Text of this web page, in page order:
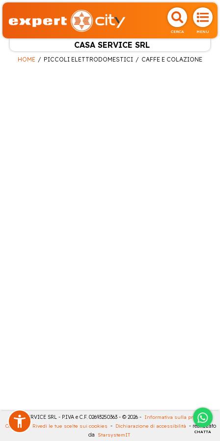
CERCA MENU
CASA SERVICE SRL
CHATTA
HOME PICCOLI ELETTRODOMESTICI CAFFE E COLAZIONE
CASA SERVICE SRL - P.IVA e C.F. 02693250363 - © 2026 - Informativa sulla privacy -
Cookies
- Rivedi le tue scelte sui cookies - Dichiarazione di accessibilità - realizzato
da StarsystemIT